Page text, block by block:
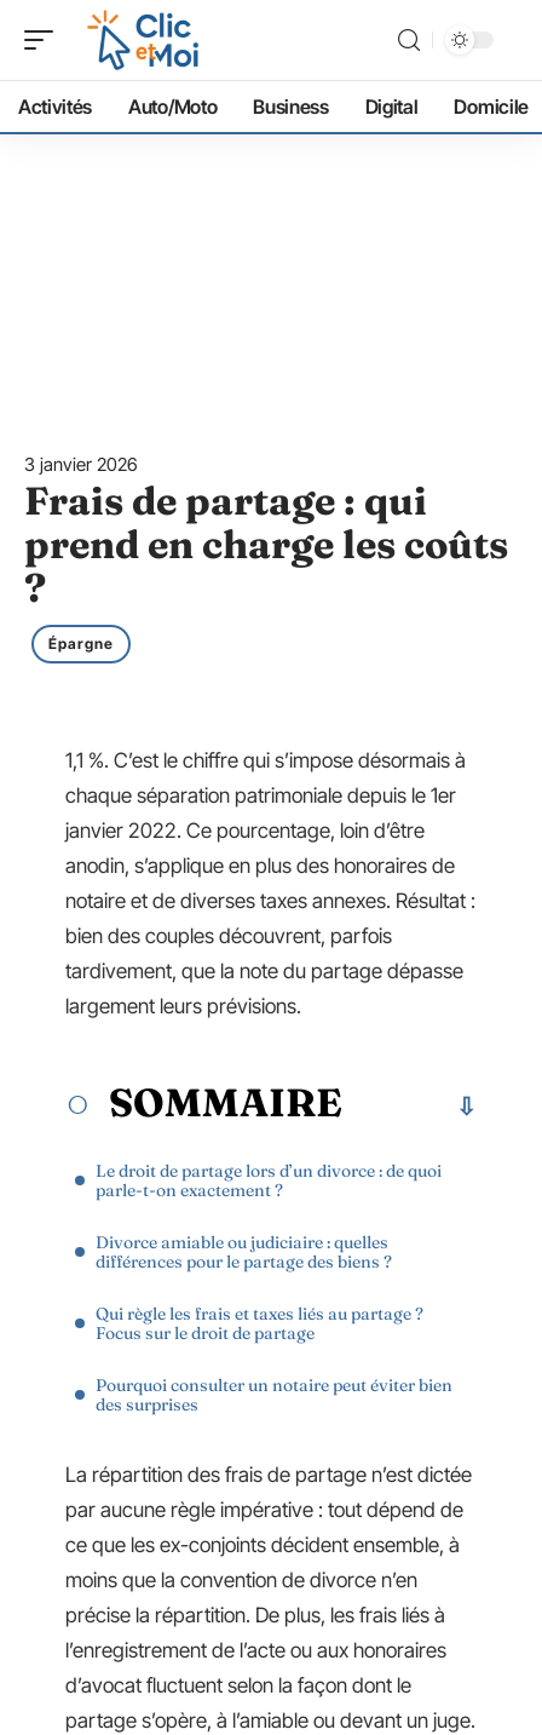
Activités Auto/Moto Business Digital Domicile
3 janvier 2026
Frais de partage : qui
prend en charge les coûts
?
Épargne
1,1 %. C’est le chiffre qui s’impose désormais à
chaque séparation patrimoniale depuis le 1er
janvier 2022. Ce pourcentage, loin d’être
anodin, s’applique en plus des honoraires de
notaire et de diverses taxes annexes. Résultat :
bien des couples découvrent, parfois
tardivement, que la note du partage dépasse
largement leurs prévisions.
SOMMAIRE
Le droit de partage lors d’un divorce : de quoi
parle-t-on exactement ?
Divorce amiable ou judiciaire : quelles
différences pour le partage des biens ?
Qui règle les frais et taxes liés au partage ?
Focus sur le droit de partage
Pourquoi consulter un notaire peut éviter bien
des surprises
La répartition des frais de partage n’est dictée
par aucune règle impérative : tout dépend de
ce que les ex-conjoints décident ensemble, à
moins que la convention de divorce n’en
précise la répartition. De plus, les frais liés à
l’enregistrement de l’acte ou aux honoraires
d’avocat fluctuent selon la façon dont le
partage s’opère, à l’amiable ou devant un juge.